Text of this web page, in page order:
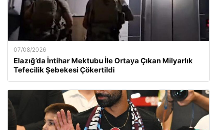
07/08/2026
Elazığ’da İntihar Mektubu İle Ortaya Çıkan Milyarlık
Tefecilik Şebekesi Çökertildi